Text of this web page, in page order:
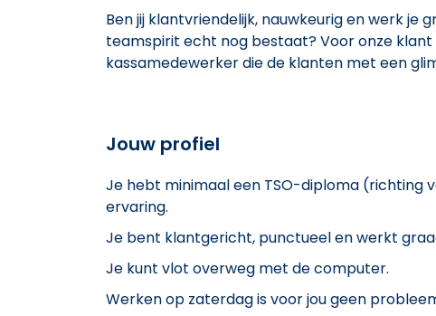
Ben jij klantvriendelijk, nauwkeurig en werk je
teamspirit echt nog bestaat? Voor onze klant
kassamedewerker die de klanten met een
Jouw profiel
Je hebt minimaal een TSO-diploma (richting
ervaring.
Je bent klantgericht, punctueel en werkt
Je kunt vlot overweg met de computer.
Werken op zaterdag is voor jou geen